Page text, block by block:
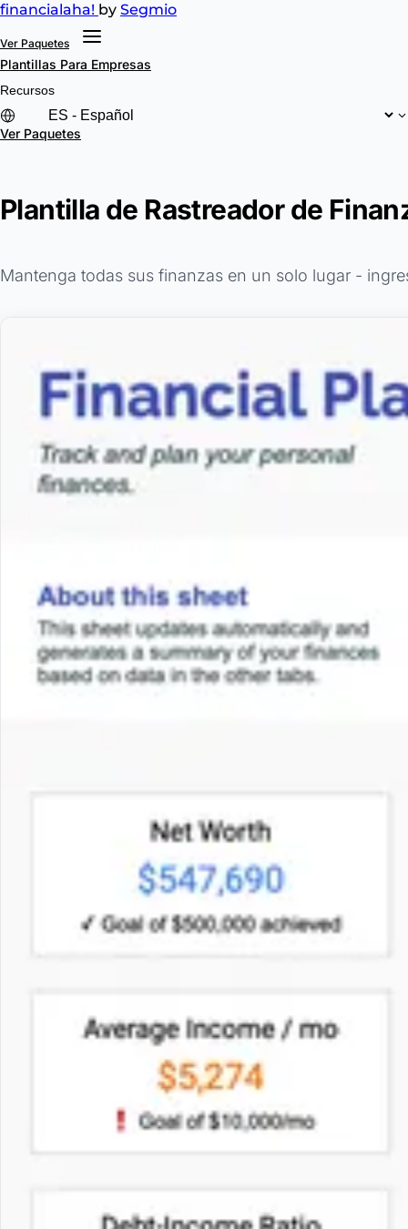
financialaha! by Segmio
Ver Paquetes
Plantillas Para Empresas
Recursos
Ver Paquetes
Plantilla de Rastreador de
Mantenga todas sus finanzas en un solo lugar -